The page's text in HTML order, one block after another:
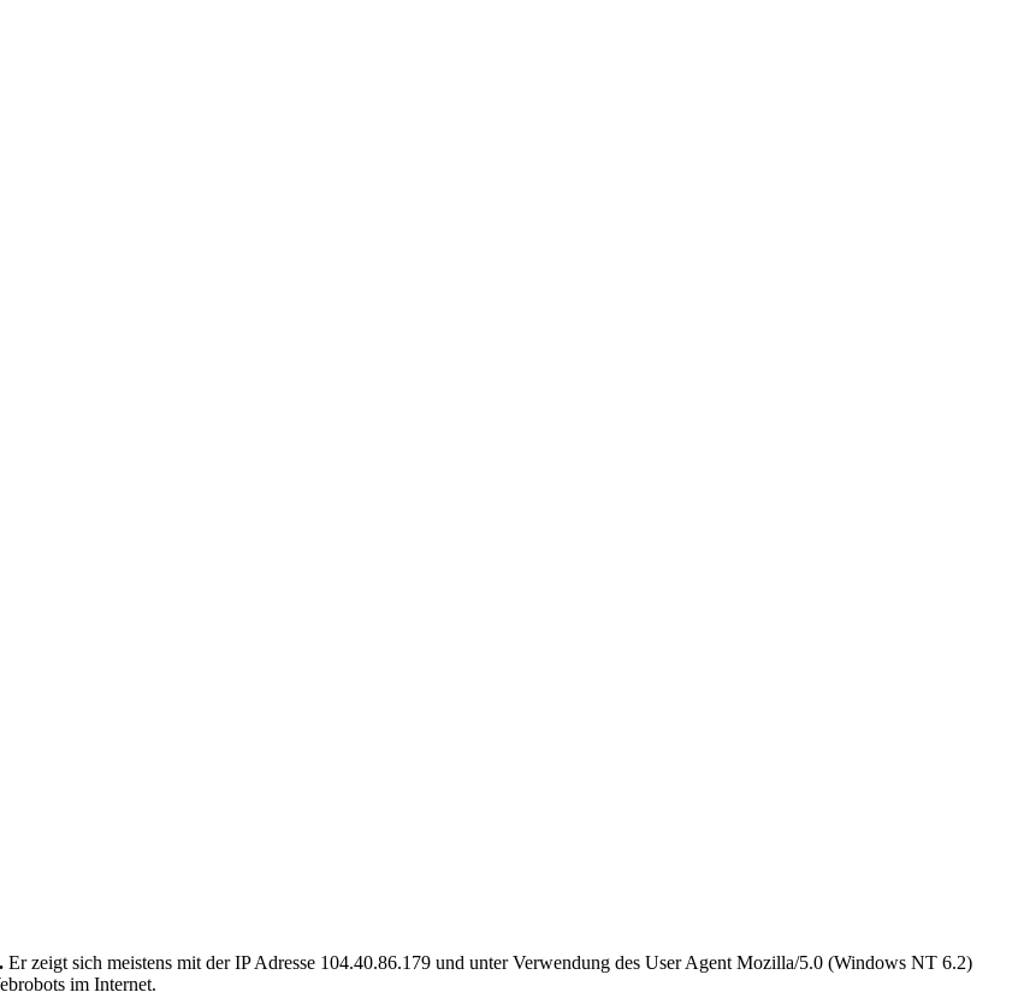
Er zeigt sich meistens mit der IP Adresse 104.40.86.179 und unter Verwendung des User Agent Mozilla/5.0 (Windows NT 6.2)
im Internet.